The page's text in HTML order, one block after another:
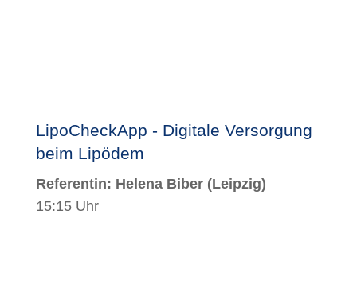
LipoCheckApp - Digitale Versorgung
beim Lipödem
Referentin: Helena Biber (Leipzig)
15:15 Uhr